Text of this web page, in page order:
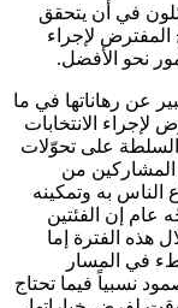
في أن يتحقق
المقابلات) و2022 التاريخ المفترض لإجراء
نحو الأفضل.
عن رهاناتها في ما
الموعد المفترض لإجراء الانتخابات
السلطة على تحوّلات
المشاركين من
الناس به وتمكينه
عام إن الفئتين
هذه الفترة إما
في المسار
نسبياً فيما تحتاج